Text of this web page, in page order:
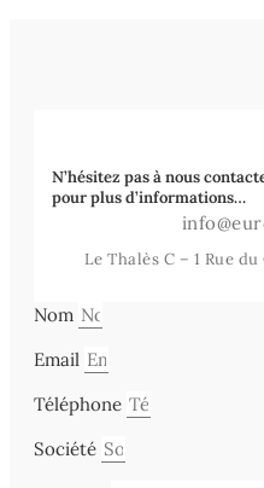
N’hésitez pas à nous
pour plus d’informations…
Le Thalès C – 1 Rue
Nom
Email
Téléphone
Société